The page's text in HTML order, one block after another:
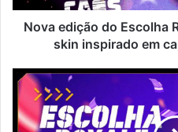
skin
inspirado
de
clipe
da
Anitta
Nova edição do Escolha
skin inspirado em
Escolha
royale
da
Anitta